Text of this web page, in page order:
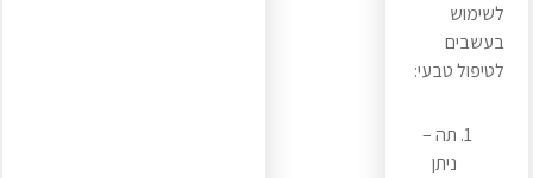
לשימוש
בעשבים
לטיפול טבעי:
תה –
ניתן